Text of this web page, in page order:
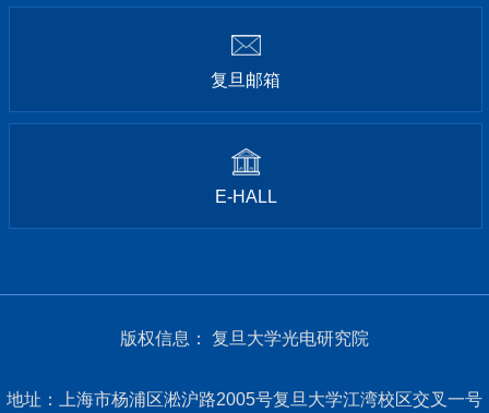
复旦邮箱
E-HALL
版权信息： 复旦大学光电研究院
地址：上海市杨浦区淞沪路2005号复旦大学江湾校区交叉一号